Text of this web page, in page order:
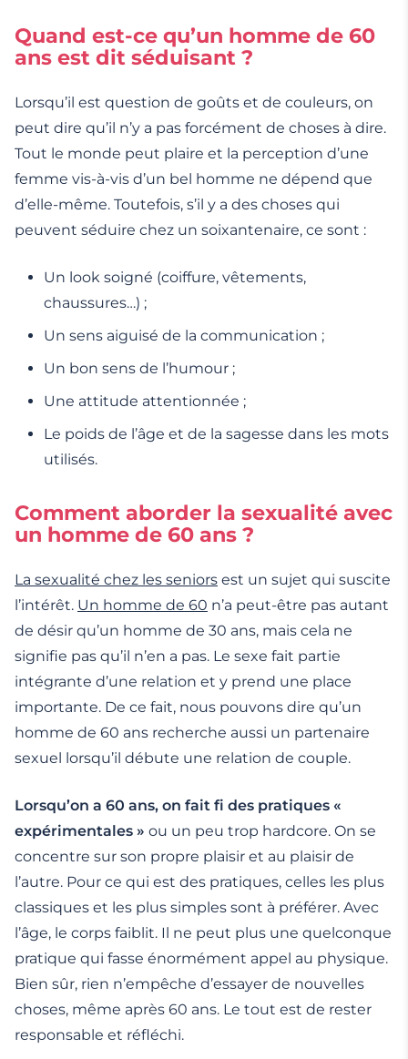
Quand est-ce qu’un homme de 60
ans est dit séduisant ?
Lorsqu’il est question de goûts et de couleurs, on
peut dire qu’il n’y a pas forcément de choses à dire.
Tout le monde peut plaire et la perception d’une
femme vis-à-vis d’un bel homme ne dépend que
d’elle-même. Toutefois, s’il y a des choses qui
peuvent séduire chez un soixantenaire, ce sont :
Un look soigné (coiffure, vêtements,
chaussures…) ;
Un sens aiguisé de la communication ;
Un bon sens de l’humour ;
Une attitude attentionnée ;
Le poids de l’âge et de la sagesse dans les mots
utilisés.
Comment aborder la sexualité avec
un homme de 60 ans ?
La sexualité chez les seniors est un sujet qui suscite
l’intérêt. Un homme de 60 n’a peut-être pas autant
de désir qu’un homme de 30 ans, mais cela ne
signifie pas qu’il n’en a pas. Le sexe fait partie
intégrante d’une relation et y prend une place
importante. De ce fait, nous pouvons dire qu’un
homme de 60 ans recherche aussi un partenaire
sexuel lorsqu’il débute une relation de couple.
Lorsqu’on a 60 ans, on fait fi des pratiques «
expérimentales » ou un peu trop hardcore. On se
concentre sur son propre plaisir et au plaisir de
l’autre. Pour ce qui est des pratiques, celles les plus
classiques et les plus simples sont à préférer. Avec
l’âge, le corps faiblit. Il ne peut plus une quelconque
pratique qui fasse énormément appel au physique.
Bien sûr, rien n’empêche d’essayer de nouvelles
choses, même après 60 ans. Le tout est de rester
responsable et réfléchi.